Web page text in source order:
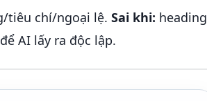
tiêu chí/ngoại lệ. Sai khi: heading
AI lấy ra độc lập.